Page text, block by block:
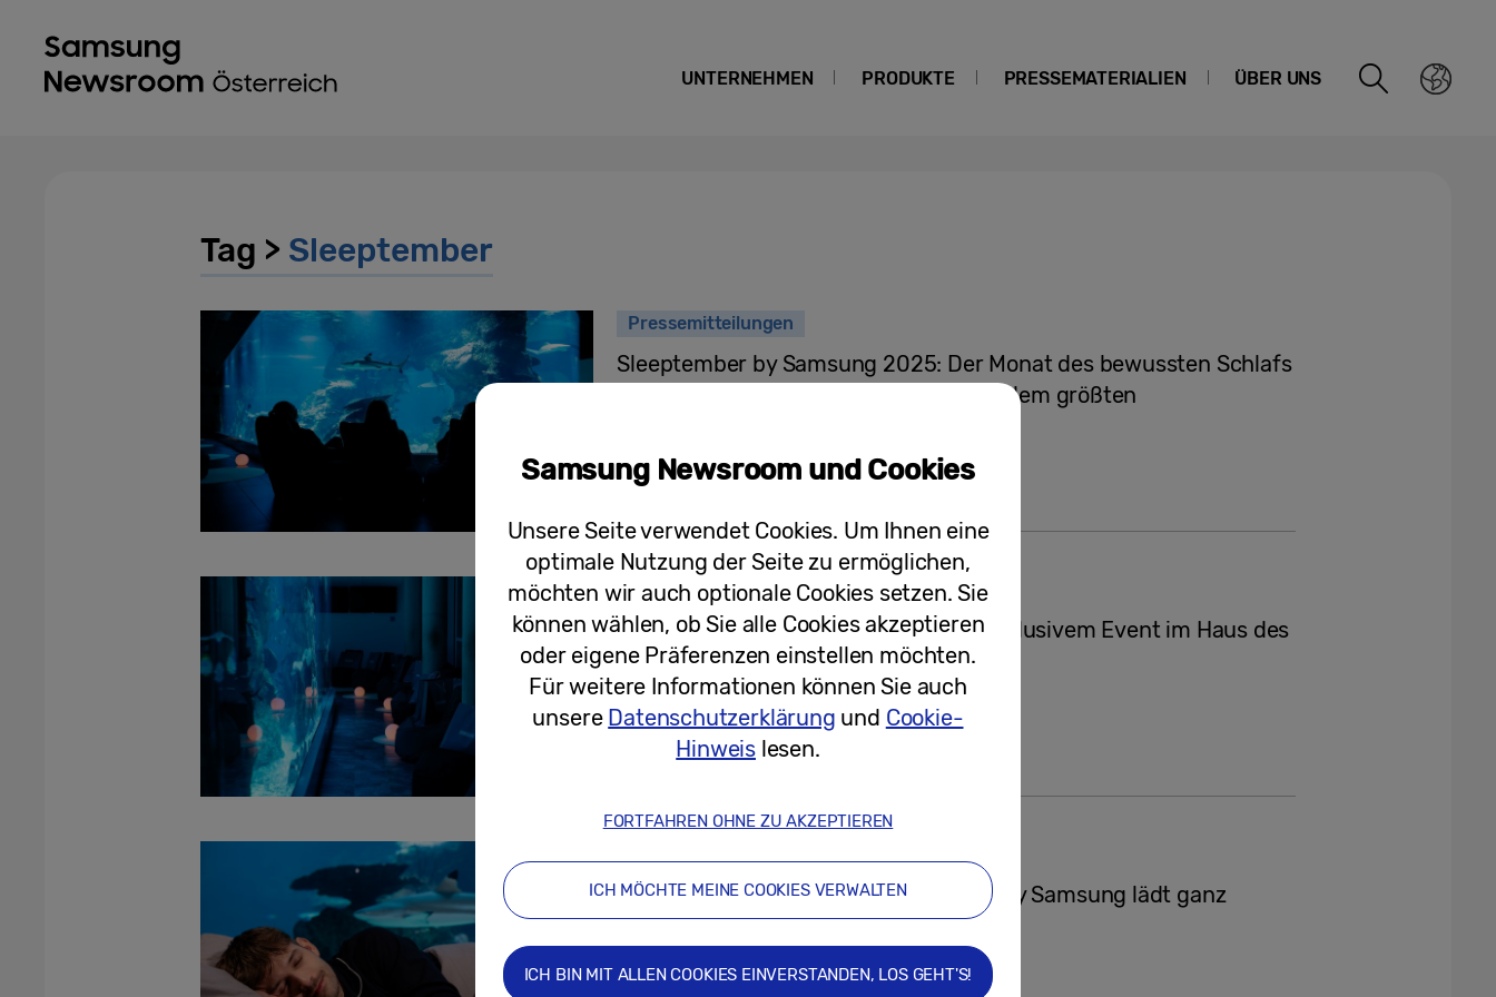
UNTERNEHMEN PRODUKTE PRESSEMATERIALIEN ÜBER UNS
Tag > Sleeptember
Pressemitteilungen
Sleeptember by Samsung 2025: Der Monat des bewussten Schlafs
endet mit einzigartiger Meditation vor dem größten
Pressemitteilungen
Samsung eröffnet Sleeptember mit exklusivem Event im Haus des
Meeres
30-Tage-Challenge: Der Sleeptember by Samsung lädt ganz
Österreich ein, Schlaf neu zu entdecken
Samsung Newsroom und Cookies
Unsere Seite verwendet Cookies. Um Ihnen eine
optimale Nutzung der Seite zu ermöglichen,
möchten wir auch optionale Cookies setzen. Sie
können wählen, ob Sie alle Cookies akzeptieren
oder eigene Präferenzen einstellen möchten.
Für weitere Informationen können Sie auch
unsere Datenschutzerklärung und Cookie-
Hinweis lesen.
FORTFAHREN OHNE ZU AKZEPTIEREN
ICH MÖCHTE MEINE COOKIES VERWALTEN
ICH BIN MIT ALLEN COOKIES EINVERSTANDEN, LOS GEHT'S!